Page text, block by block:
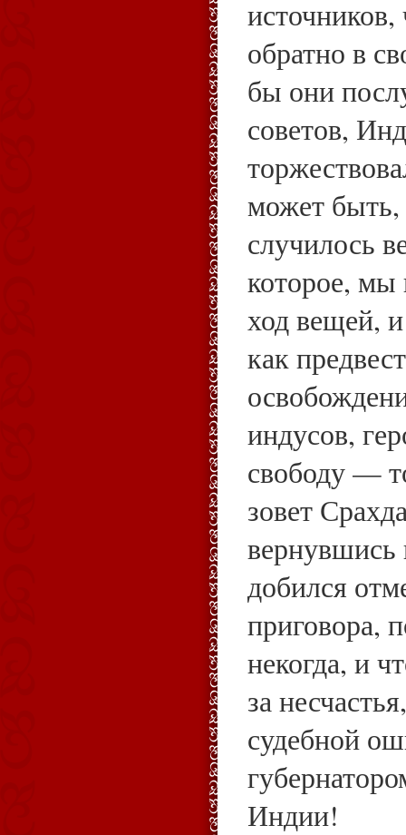
источников,
обратно в
бы они
советов,
может быть,
случилось
которое, мы
ход вещей,
как
индусов,
свободу —
зовет
вернувшись
добился
приговора,
некогда, и
за
судебной
Индии!